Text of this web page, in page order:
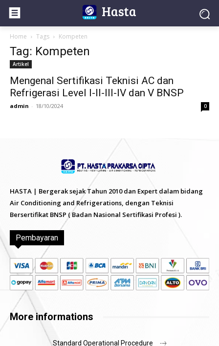
Hasta
Home Tags Kompeten
Tag: Kompeten
Artikel
Mengenal Sertifikasi Teknisi AC dan
Refrigerasi Level I-II-III-IV dan V BNSP
admin - 18/10/2024 0
HASTA | Bergerak sejak Tahun 2010 dan Expert dalam bidang
Air Conditioning and Refrigerations, dengan Teknisi
Bersertifikat BNSP ( Badan Nasional Sertifikasi Profesi ).
Pembayaran
More informations
Standard Operational Procedure